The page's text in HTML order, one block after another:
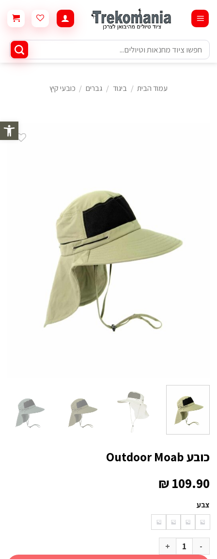
פתח
content
חיפוש
עבור:
עמוד הבית / ביגוד / גברים / כובעי קיץ
כובע Outdoor Moab
₪109.90
צבע
כמות של כובע Outdoor Moab